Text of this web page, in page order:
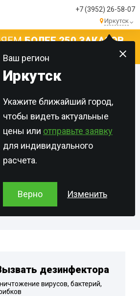
+7 (3952) 26-58-07
Иркутск
Ваш регион
Иркутск
Укажите ближайший город,
чтобы видеть актуальные
цены или отправьте заявку
для индивидуального
расчета.
Верно Изменить
БОЛЕЕ 250 ЗАКАЗОВ
ДЕНЬ!
Вентиляция
в Иркутске
дезинфектора
вирусов, бактерий,